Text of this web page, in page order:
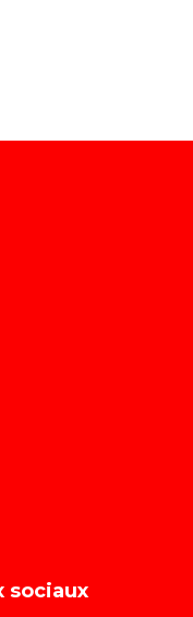
sociaux